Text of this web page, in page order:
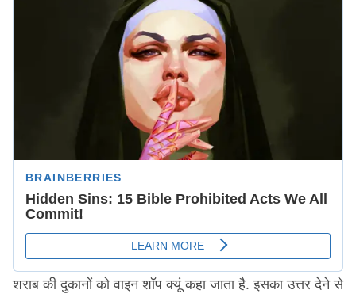
शराब की दुकानों को वाइन शॉप क्यूं कहा जाता है. इसका उत्तर देने से